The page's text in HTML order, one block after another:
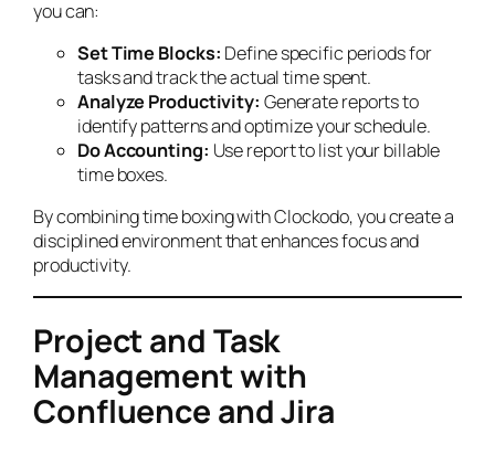
you can:
Set Time Blocks: Define specific periods for
tasks and track the actual time spent.
Analyze Productivity: Generate reports to
identify patterns and optimize your schedule.
Do Accounting: Use report to list your billable
time boxes.
By combining time boxing with Clockodo, you create a
disciplined environment that enhances focus and
productivity.
Project and Task
Management with
Confluence and Jira